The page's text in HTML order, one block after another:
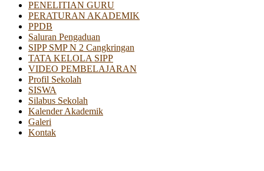
PENELITIAN GURU
PERATURAN AKADEMIK
PPDB
Saluran Pengaduan
SIPP SMP N 2 Cangkringan
TATA KELOLA SIPP
VIDEO PEMBELAJARAN
Profil Sekolah
SISWA
Silabus Sekolah
Kalender Akademik
Galeri
Kontak